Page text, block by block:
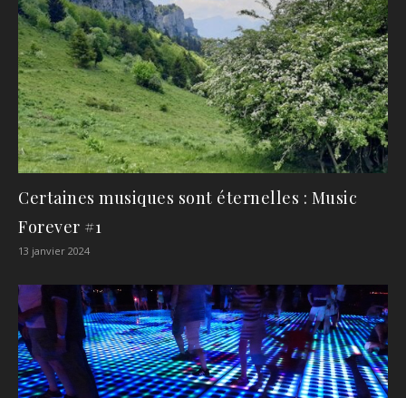
Certaines musiques sont éternelles : Music
Forever #1
13 janvier 2024